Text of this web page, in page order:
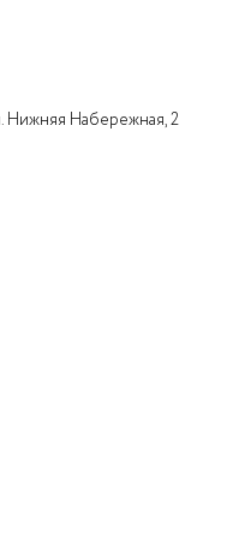
Нижняя Набережная, 2